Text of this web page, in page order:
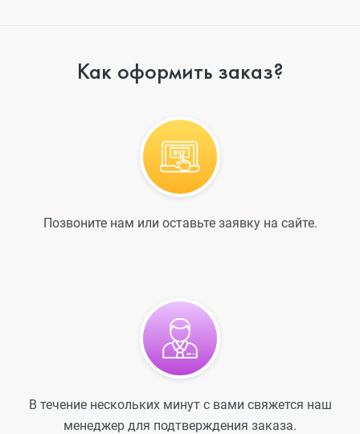
Как оформить заказ?
Позвоните нам или оставьте заявку на сайте.
В течение нескольких минут с вами свяжется наш
менеджер для подтверждения заказа.